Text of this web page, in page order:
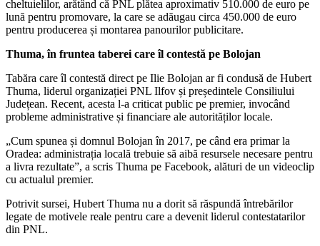
cheltuielilor, arătând că PNL plătea aproximativ 510.000 de euro pe
lună pentru promovare, la care se adăugau circa 450.000 de euro
pentru producerea și montarea panourilor publicitare.
Thuma, în fruntea taberei care îl contestă pe Bolojan
Tabăra care îl contestă direct pe Ilie Bolojan ar fi condusă de Hubert
Thuma, liderul organizației PNL Ilfov și președintele Consiliului
Județean. Recent, acesta l-a criticat public pe premier, invocând
probleme administrative și financiare ale autorităților locale.
„Cum spunea și domnul Bolojan în 2017, pe când era primar la
Oradea: administrația locală trebuie să aibă resursele necesare pentru
a livra rezultate”, a scris Thuma pe Facebook, alături de un videoclip
cu actualul premier.
Potrivit sursei, Hubert Thuma nu a dorit să răspundă întrebărilor
legate de motivele reale pentru care a devenit liderul contestatarilor
din PNL.